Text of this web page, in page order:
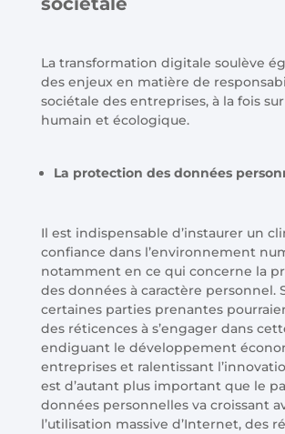
La transformation digitale soulève
des enjeux en matière de
sociétale des entreprises, à la fois
humain et écologique.
La protection des données
Il est indispensable d’instaurer un
confiance dans l’environnement
notamment en ce qui concerne la
des données à caractère personnel.
certaines parties prenantes
des réticences à s’engager dans
endiguant le développement
entreprises et ralentissant
est d’autant plus important que le
données personnelles va croissant
l’utilisation massive d’Internet, des